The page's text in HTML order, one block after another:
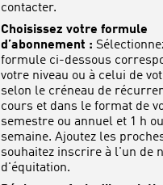
contacter.
Choisissez votre formule
d’abonnement :
formule ci-dessous
votre niveau ou à celui de
selon le créneau de
cours et dans le format de
semestre ou annuel et 1 h
semaine. Ajoutez les
souhaitez inscrire à l'un de
d'équitation.